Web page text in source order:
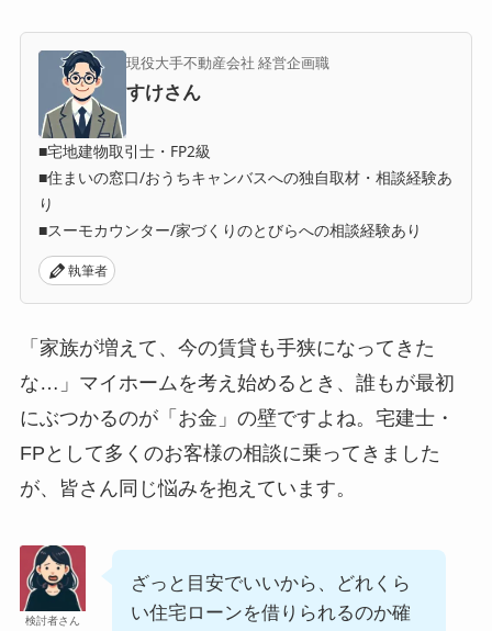
現役大手不動産会社 経営企画職
すけさん
■宅地建物取引士・FP2級
■住まいの窓口/おうちキャンバスへの独自取材・相談経験あ
り
■スーモカウンター/家づくりのとびらへの相談経験あり
執筆者
「家族が増えて、今の賃貸も手狭になってきた
な…」マイホームを考え始めるとき、誰もが最初
にぶつかるのが「お金」の壁ですよね。宅建士・
FPとして多くのお客様の相談に乗ってきました
が、皆さん同じ悩みを抱えています。
検討者さん
ざっと目安でいいから、どれくら
い住宅ローンを借りられるのか確